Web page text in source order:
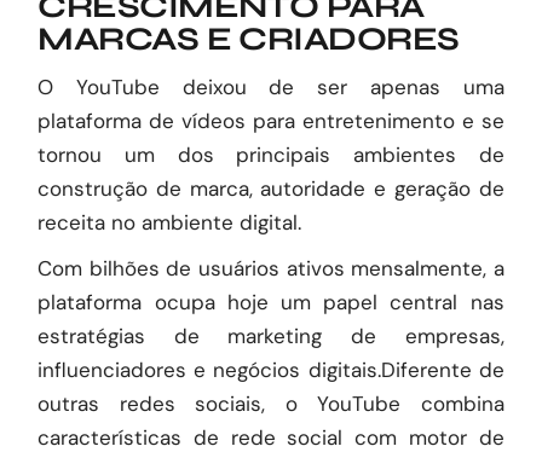
MARCAS E CRIADORES
O YouTube deixou de ser apenas uma
plataforma de vídeos para entretenimento e se
tornou um dos principais ambientes de
construção de marca, autoridade e geração de
receita no ambiente digital.
Com bilhões de usuários ativos mensalmente, a
plataforma ocupa hoje um papel central nas
estratégias de marketing de empresas,
influenciadores e negócios digitais.Diferente de
outras redes sociais, o YouTube combina
características de rede social com motor de